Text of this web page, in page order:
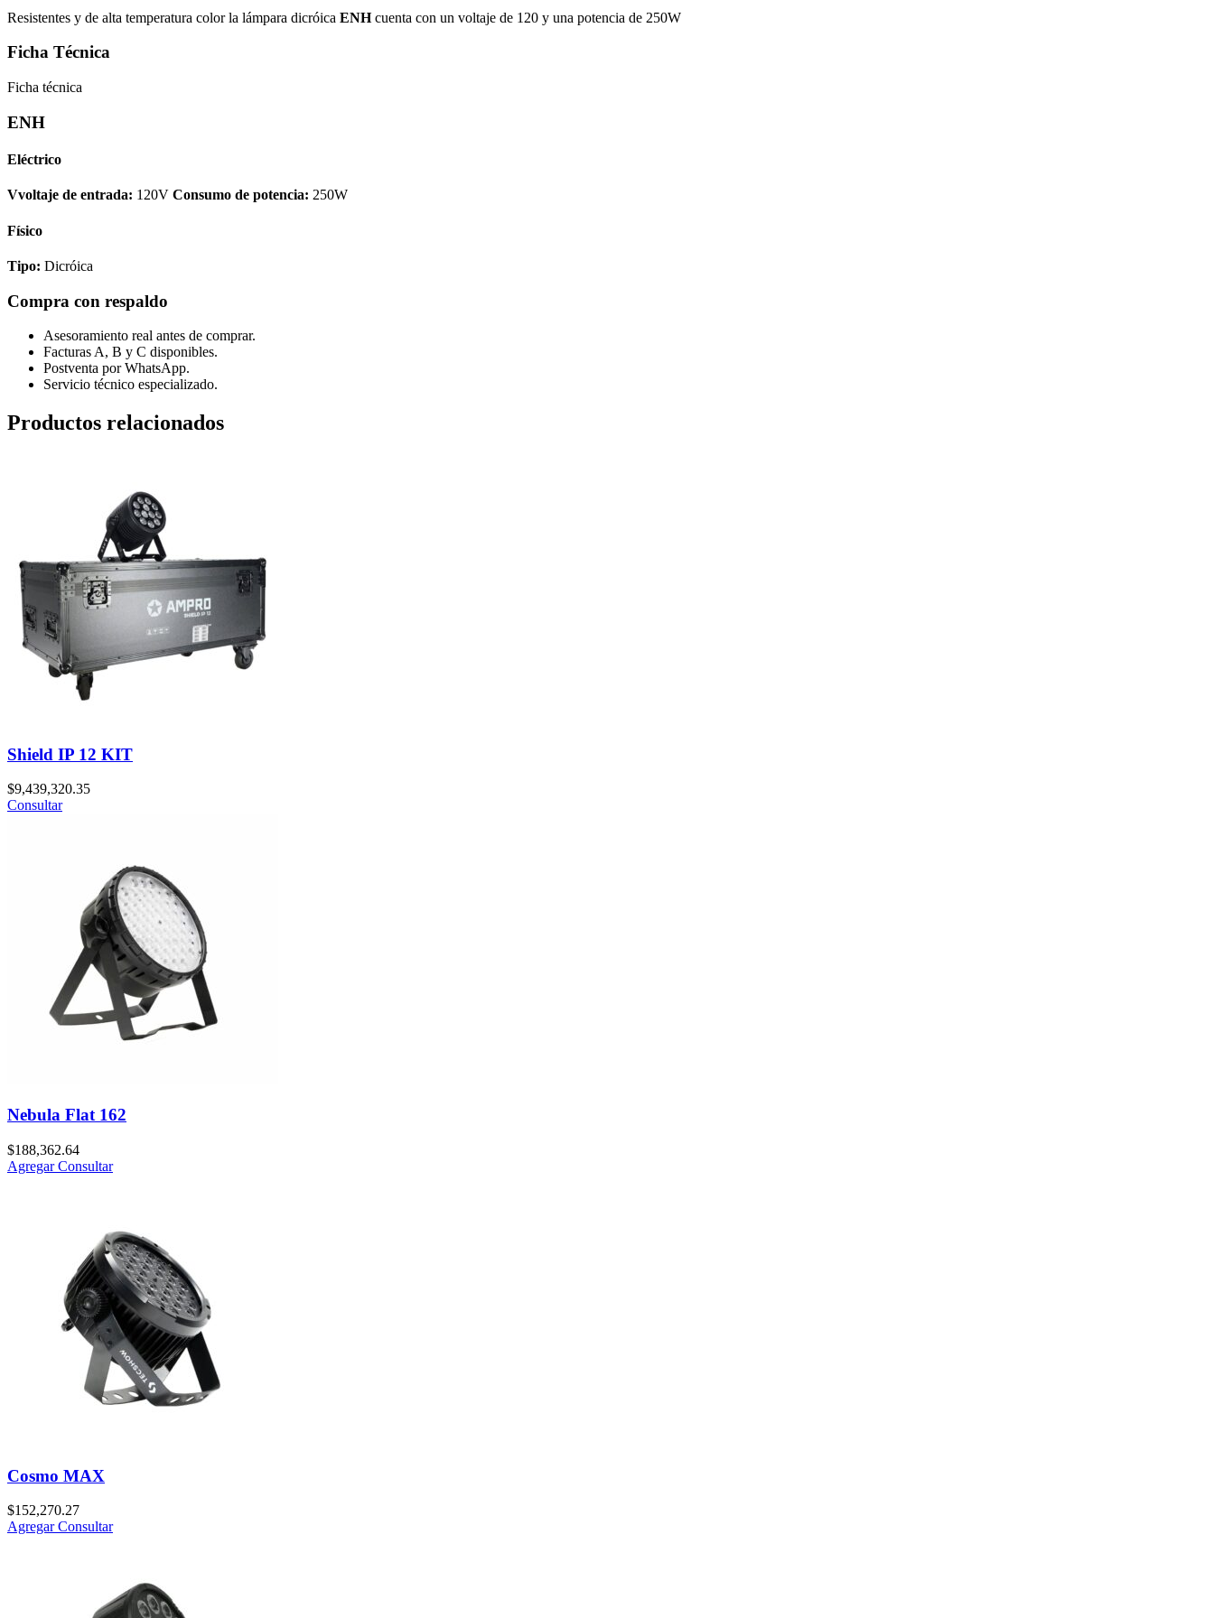
Resistentes y de alta temperatura color la lámpara dicróica ENHcuenta con un voltaje de 120 y una potencia de 250W
Ficha Técnica
Ficha técnica
ENH
Eléctrico
Vvoltaje de entrada: 120V Consumo de potencia: 250W
Físico
Tipo: Dicróica
Compra con respaldo
Asesoramiento real antes de comprar.
Facturas A, B y C disponibles.
Postventa por WhatsApp.
Servicio técnico especializado.
Productos relacionados
Shield IP 12 KIT
$9,439,320.35
Consultar
Nebula Flat 162
$188,362.64
AgregarConsultar
Cosmo MAX
$152,270.27
AgregarConsultar